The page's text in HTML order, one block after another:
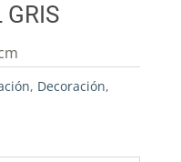
GRIS
, Decoración,